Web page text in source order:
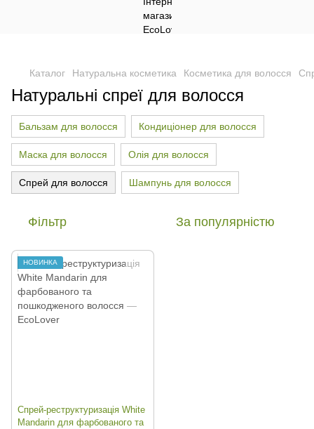
Каталог Натуральна косметика Косметика для волосся
Натуральні спреї для волосся
Бальзам для волосся Кондиціонер для волосся
Маска для волосся Олія для волосся
Спрей для волосся Шампунь для волосся
Фільтр За популярністю
НОВИНКА
Спрей-реструктуризація White
Mandarin для фарбованого та